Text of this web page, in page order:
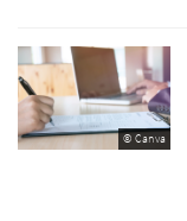
© Canva